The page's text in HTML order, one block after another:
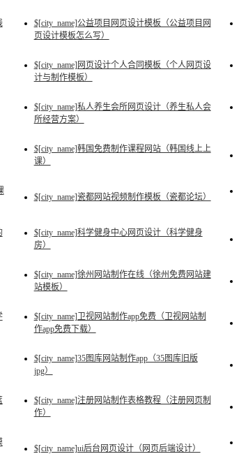
$[city_name]公益项目网页设计模板（公益项目网
页设计模板怎么写）
$[city_name]网页设计个人合同模板（个人网页设
计与制作模板）
$[city_name]私人养生会所网页设计（养生私人会
所经营方案）
$[city_name]韩国免费制作课程网站（韩国线上上
课）
$[city_name]瓷都网站视频制作模板（瓷都论坛）
$[city_name]科学健身中心网页设计（科学健身
房）
$[city_name]徐州网站制作在线（徐州免费网站建
站模板）
$[city_name]卫视网站制作app免费（卫视网站制
作app免费下载）
$[city_name]35图库网站制作app（35图库旧版
jpg）
$[city_name]注册网站制作表格教程（注册网页制
作）
$[city_name]ui后台网页设计（网页后端设计）